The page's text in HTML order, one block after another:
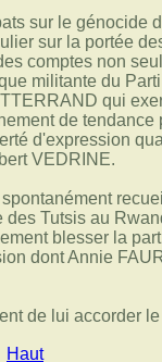
sur le génocide
sur la portée
comptes non
militante du
qui
de
d'expression
VEDRINE.
Tutsis au
blesser la
dont Annie
de lui accorder
Haut